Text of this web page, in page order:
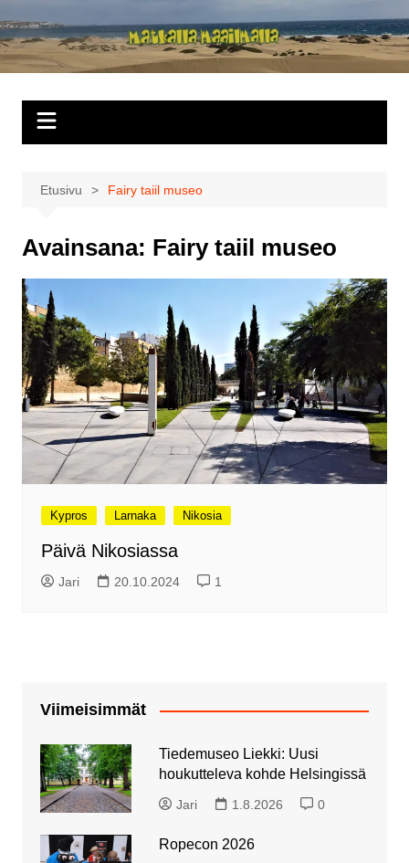
sisältöön
Matkalla
maailmalla
Etusivu Fairy taiil museo
Avainsana: Fairy taiil museo
Kypros Larnaka Nikosia
Päivä Nikosiassa
Jari 20.10.2024 1
Viimeisimmät
Tiedemuseo Liekki: Uusi
houkutteleva kohde Helsingissä
Jari 1.8.2026 0
Ropecon 2026